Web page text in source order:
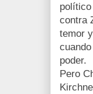
contra
temor
poder.
Pero